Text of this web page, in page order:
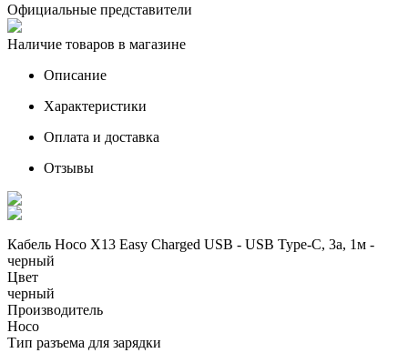
Официальные представители
Наличие товаров в магазине
Описание
Характеристики
Оплата и доставка
Отзывы
Кабель Hoco X13 Easy Charged USB - USB Type-C, 3а, 1м -
черный
Цвет
черный
Производитель
Hoco
Тип разъема для зарядки